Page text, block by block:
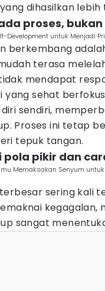
dihasilkan
proses,
Development untuk Menjadi
berkembang
terasa
mendapat
yang sehat
sendiri,
Proses ini tetap
tepuk tangan.
pola pikir dan
Memaksakan Senyum
sering kali
kegagalan,
sangat